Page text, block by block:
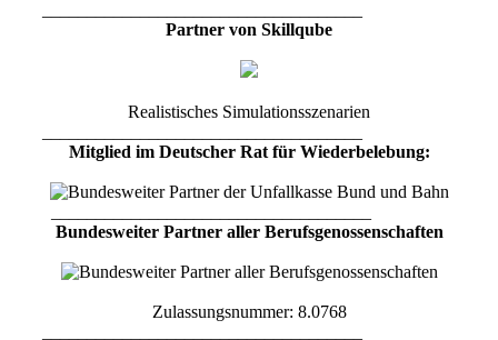
Partner von Skillqube
Realistisches Simulationsszenarien
Mitglied im Deutscher Rat für Wiederbelebung:
Bundesweiter Partner aller Berufsgenossenschaften
Zulassungsnummer: 8.0768